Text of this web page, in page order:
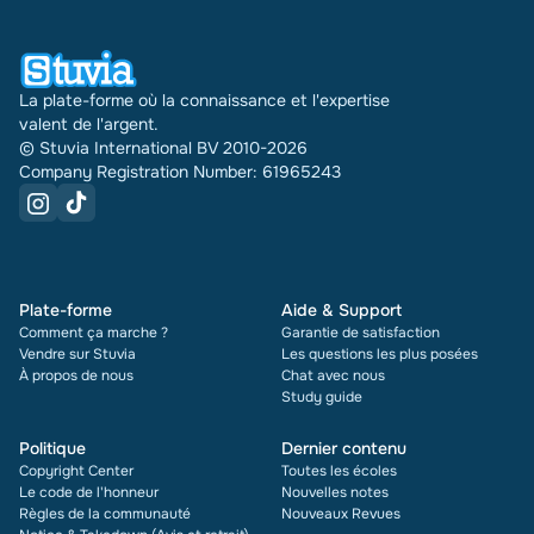
vendu.
La plate-forme où la connaissance et l'expertise
valent de l'argent.
© Stuvia International BV 2010-2026
Company Registration Number: 61965243
Plate-forme
Comment ça marche ?
Vendre sur Stuvia
À propos de nous
Aide & Support
Garantie de satisfaction
Les questions les plus posées
Chat avec nous
Study guide
Politique
Copyright Center
Le code de l'honneur
Règles de la communauté
Dernier contenu
Toutes les écoles
Nouvelles notes
Nouveaux Revues